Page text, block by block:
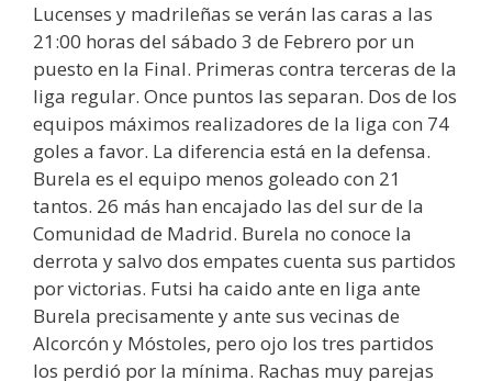
Lucenses y madrileñas se verán las caras a las
21:00 horas del sábado 3 de Febrero por un
puesto en la Final. Primeras contra terceras de la
liga regular. Once puntos las separan. Dos de los
equipos máximos realizadores de la liga con 74
goles a favor. La diferencia está en la defensa.
Burela es el equipo menos goleado con 21
tantos. 26 más han encajado las del sur de la
Comunidad de Madrid. Burela no conoce la
derrota y salvo dos empates cuenta sus partidos
por victorias. Futsi ha caido ante en liga ante
Burela precisamente y ante sus vecinas de
Alcorcón y Móstoles, pero ojo los tres partidos
los perdió por la mínima. Rachas muy parejas